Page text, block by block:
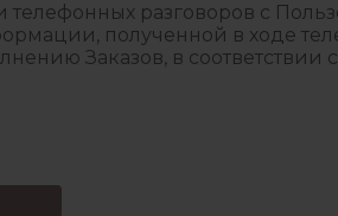
телефонных разговоров с
полученной в ходе
Заказов, в